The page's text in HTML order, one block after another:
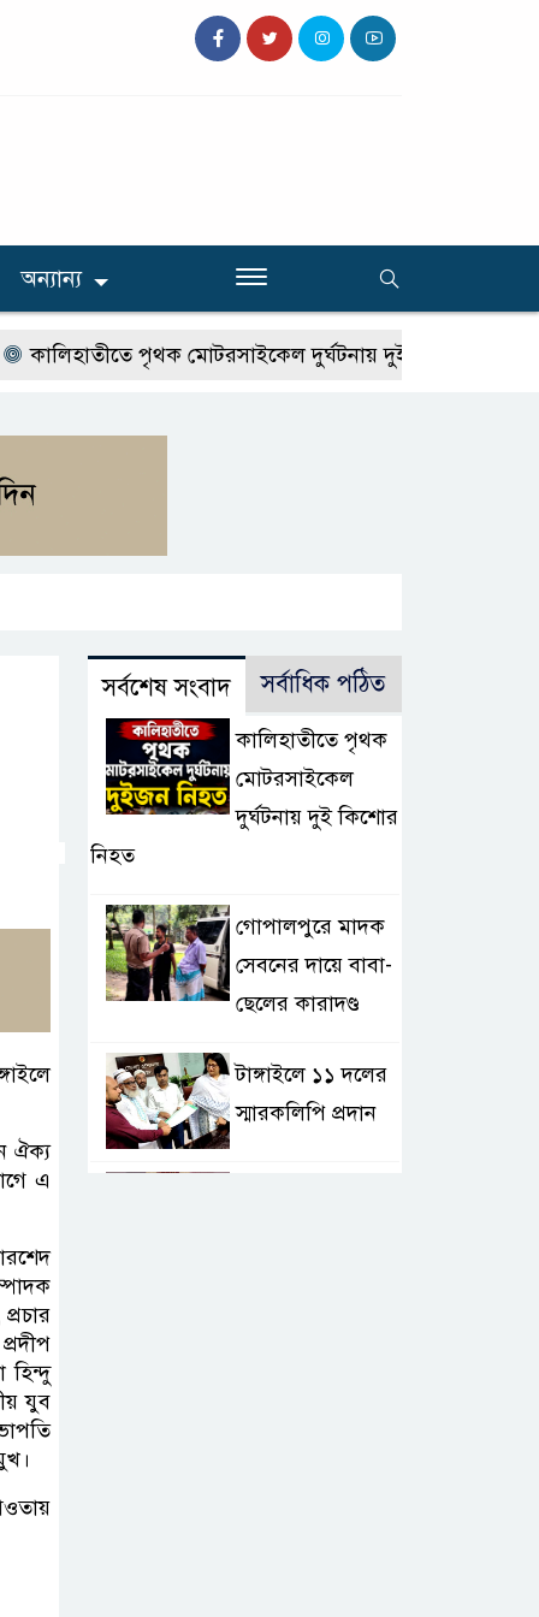
অন্যান্য
কালিহাতীতে পৃথক মোটরসাইকেল দুর্ঘটনায় দুই কিশোর নিহত
ঐক্য
এ
যুব
সর্বশেষ সংবাদ সর্বাধিক পঠিত
কালিহাতীতে পৃথক
মোটরসাইকেল
দুর্ঘটনায় দুই কিশোর
নিহত
গোপালপুরে মাদক
সেবনের দায়ে বাবা-
ছেলের কারাদণ্ড
টাঙ্গাইলে ১১ দলের
স্মারকলিপি প্রদান